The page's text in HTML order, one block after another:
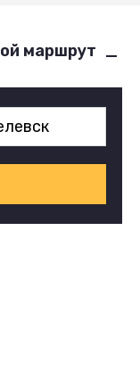
маршрут